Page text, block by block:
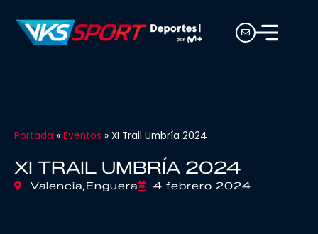
Portada » Eventos » XI Trail Umbría 2024
XI TRAIL UMBRÍA 2024
Valencia,Enguera 4 febrero 2024